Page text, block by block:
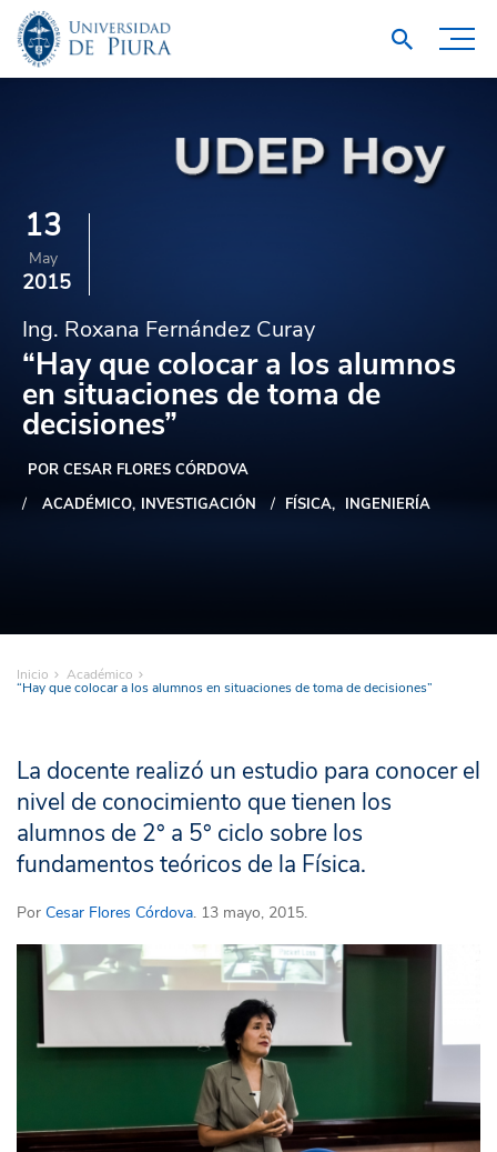
13
May
2015
Ing. Roxana Fernández Curay
“Hay que colocar a los alumnos
en situaciones de toma de
decisiones”
POR CESAR FLORES CÓRDOVA
ACADÉMICO INVESTIGACIÓN FÍSICA INGENIERÍA
Inicio Académico
“Hay que colocar a los alumnos en situaciones de toma de decisiones”
La docente realizó un estudio para conocer el
nivel de conocimiento que tienen los
alumnos de 2° a 5° ciclo sobre los
fundamentos teóricos de la Física.
Por Cesar Flores Córdova. 13 mayo, 2015.